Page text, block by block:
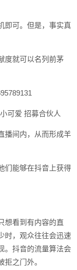
即可。但是，事实真
度就可以名列前茅
播间内，从而形成羊
们能够在抖音上获得
想看到有内容的直
时，观众往往会迅速
。抖音的流量算法会
之门外。